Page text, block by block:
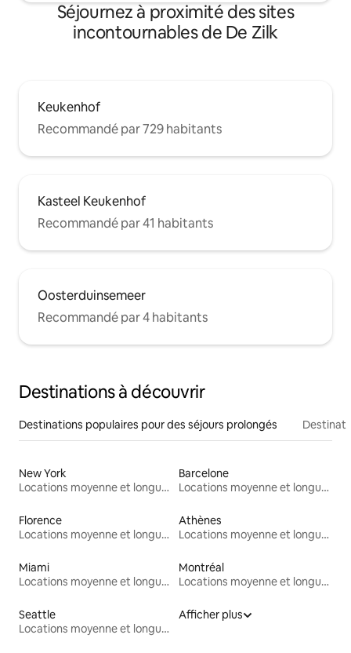
Séjournez à proximité des sites
incontournables de De Zilk
Keukenhof
Recommandé par 729 habitants
Kasteel Keukenhof
Recommandé par 41 habitants
Oosterduinsemeer
Recommandé par 4 habitants
Destinations à découvrir
Destinations populaires pour des séjours prolongés
New York
Locations moyenne et longue durée
Barcelone
Locations moyenne et longue durée
Florence
Locations moyenne et longue durée
Athènes
Locations moyenne et longue durée
Miami
Locations moyenne et longue durée
Montréal
Locations moyenne et longue durée
Seattle
Locations moyenne et longue durée
Afficher plus